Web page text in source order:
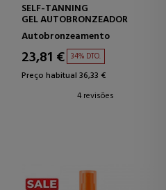
SELF-TANNING
GEL AUTOBRONZEADOR
Autobronzeamento
23,81 € 34% DTO.
Preço habitual 36,33 €
4 revisões